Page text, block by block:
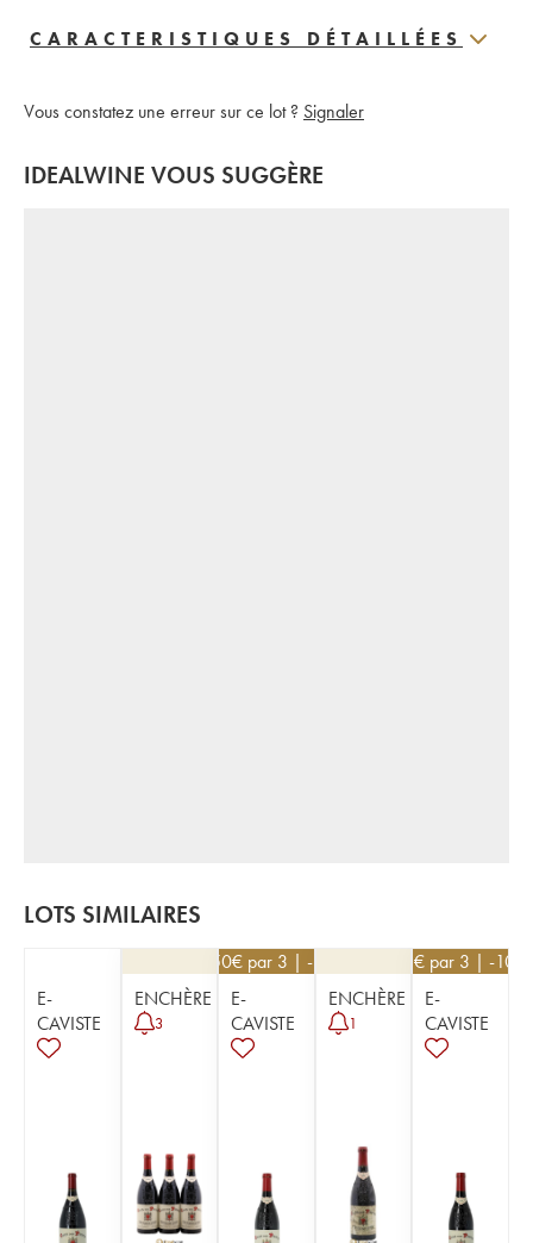
CARACTERISTIQUES DÉTAILLÉES
Vous constatez une erreur sur ce lot ? Signaler
IDEALWINE VOUS SUGGÈRE
LOTS SIMILAIRES
E-
CAVISTE
ENCHÈRE
3
85,50€ par 3 | -10%
E-
CAVISTE
ENCHÈRE
1
€ par 3 | -10%
E-
CAVISTE